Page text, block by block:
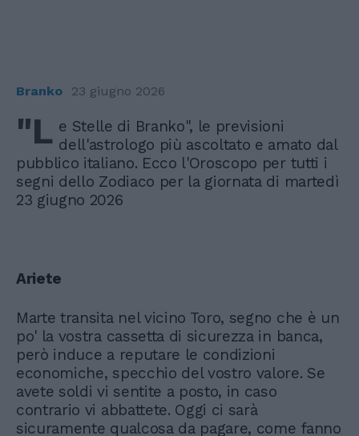
Branko 23 giugno 2026
"L e Stelle di Branko", le previsioni
dell'astrologo più ascoltato e amato dal
pubblico italiano. Ecco l'Oroscopo per tutti i
segni dello Zodiaco per la giornata di martedì
23 giugno 2026
Ariete
Marte transita nel vicino Toro, segno che è un
po' la vostra cassetta di sicurezza in banca,
però induce a reputare le condizioni
economiche, specchio del vostro valore. Se
avete soldi vi sentite a posto, in caso
contrario vi abbattete. Oggi ci sarà
sicuramente qualcosa da pagare, come fanno